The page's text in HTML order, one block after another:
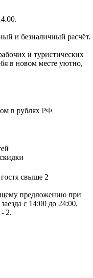
и безналичный расчёт.
и туристических
в новом месте уютно,
в рублях РФ
свыше 2
предложению при
с 14:00 до 24:00,
2.